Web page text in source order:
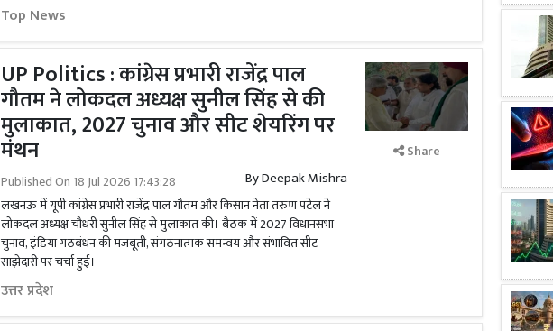
Top News
UP Politics : कांग्रेस प्रभारी राजेंद्र पाल
गौतम ने लोकदल अध्यक्ष सुनील सिंह से की
मुलाकात, 2027 चुनाव और सीट शेयरिंग पर
मंथन
Published On 18 Jul 2026 17:43:28 ByDeepak Mishra
लखनऊ में यूपी कांग्रेस प्रभारी राजेंद्र पाल गौतम और किसान नेता तरुण पटेल ने
लोकदल अध्यक्ष चौधरी सुनील सिंह से मुलाकात की। बैठक में 2027 विधानसभा
चुनाव, इंडिया गठबंधन की मजबूती, संगठनात्मक समन्वय और संभावित सीट
साझेदारी पर चर्चा हुई।
उत्तर प्रदेश
Share